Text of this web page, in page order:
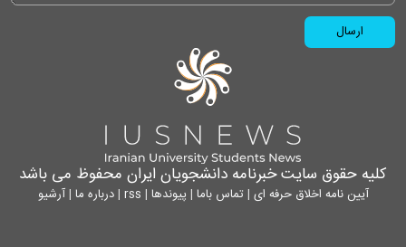
کلیه حقوق سایت خبرنامه دانشجویان ایران محفوظ می باشد
آیین نامه اخلاق حرفه ای | تماس باما | پیوندها |
rss
|درباره ما |آرشیو